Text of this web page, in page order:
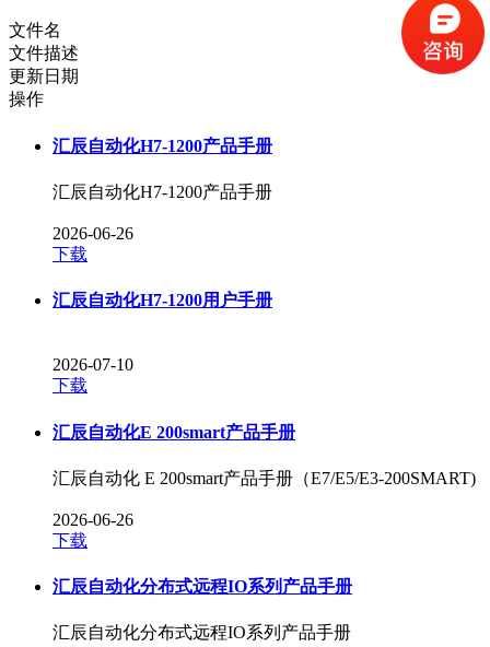
文件名
文件描述
更新日期
操作
汇辰自动化H7-1200产品手册
汇辰自动化H7-1200产品手册
2026-06-26
下载
汇辰自动化H7-1200用户手册
2026-07-10
下载
汇辰自动化E 200smart产品手册
汇辰自动化 E 200smart产品手册（E7/E5/E3-200SMART)
2026-06-26
下载
汇辰自动化分布式远程IO系列产品手册
汇辰自动化分布式远程IO系列产品手册